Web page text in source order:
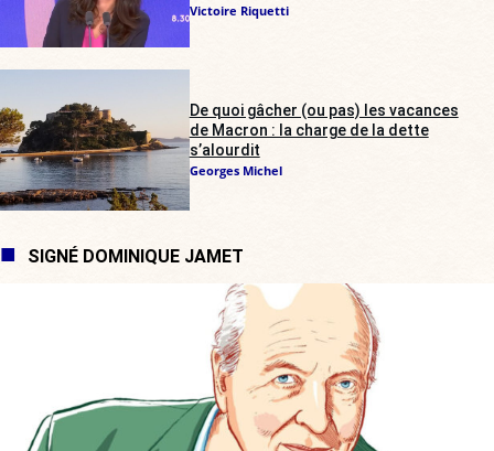
Victoire Riquetti
De quoi gâcher (ou pas) les vacances
de Macron : la charge de la dette
s’alourdit
Georges Michel
SIGNÉ DOMINIQUE JAMET